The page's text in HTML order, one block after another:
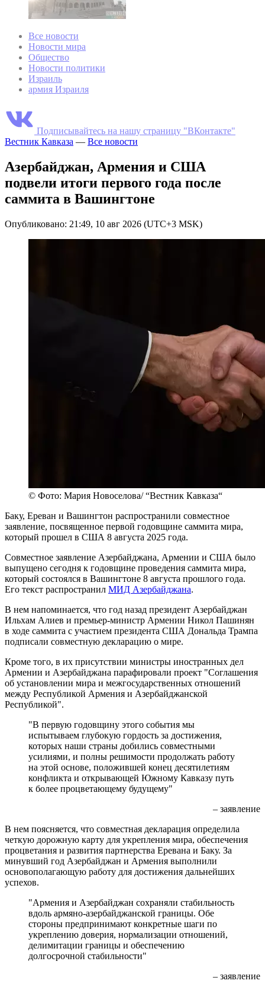
Все новости
Новости мира
Общество
Новости политики
Израиль
армия Израиля
Подписывайтесь на нашу страницу "ВКонтакте"
Вестник Кавказа — Все новости
Азербайджан, Армения и США
подвели итоги первого года после
саммита в Вашингтоне
Опубликовано: 21:49, 10 авг 2026 (UTC+3 MSK)
© Фото: Мария Новоселова/ “Вестник Кавказа“
Баку, Ереван и Вашингтон распространили совместное
заявление, посвященное первой годовщине саммита мира,
который прошел в США 8 августа 2025 года.
Совместное заявление Азербайджана, Армении и США было
выпущено сегодня к годовщине проведения саммита мира,
который состоялся в Вашингтоне 8 августа прошлого года.
Его текст распространил МИД Азербайджана.
В нем напоминается, что год назад президент Азербайджан
Ильхам Алиев и премьер-министр Армении Никол Пашинян
в ходе саммита с участием президента США Дональда Трампа
подписали совместную декларацию о мире.
Кроме того, в их присутствии министры иностранных дел
Армении и Азербайджана парафировали проект "Соглашения
об установлении мира и межгосударственных отношений
между Республикой Армения и Азербайджанской
Республикой".
"В первую годовщину этого события мы
испытываем глубокую гордость за достижения,
которых наши страны добились совместными
усилиями, и полны решимости продолжать работу
на этой основе, положившей конец десятилетиям
конфликта и открывающей Южному Кавказу путь
к более процветающему будущему"
– заявление
В нем поясняется, что совместная декларация определила
четкую дорожную карту для укрепления мира, обеспечения
процветания и развития партнерства Еревана и Баку. За
минувший год Азербайджан и Армения выполнили
основополагающую работу для достижения дальнейших
успехов.
"Армения и Азербайджан сохраняли стабильность
вдоль армяно-азербайджанской границы. Обе
стороны предпринимают конкретные шаги по
укреплению доверия, нормализации отношений,
делимитации границы и обеспечению
долгосрочной стабильности"
– заявление